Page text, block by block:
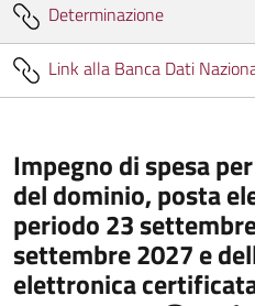
Determinazione
Link alla Banca Dati
Impegno di spesa
del dominio, posta
periodo 23
settembre 2027 e
elettronica